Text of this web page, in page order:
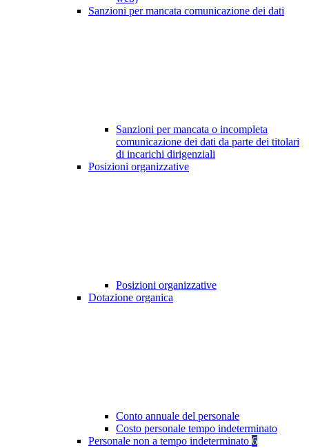
Sanzioni per mancata comunicazione dei dati
Sanzioni per mancata o incompleta
comunicazione dei dati da parte dei titolari
di incarichi dirigenziali
Posizioni organizzative
Posizioni organizzative
Dotazione organica
Conto annuale del personale
Costo personale tempo indeterminato
Personale non a tempo indeterminato 6